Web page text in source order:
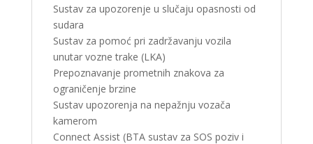
Sustav za upozorenje u slučaju opasnosti od
sudara
Sustav za pomoć pri zadržavanju vozila
unutar vozne trake (LKA)
Prepoznavanje prometnih znakova za
ograničenje brzine
Sustav upozorenja na nepažnju vozača
kamerom
Connect Assist (BTA sustav za SOS poziv i